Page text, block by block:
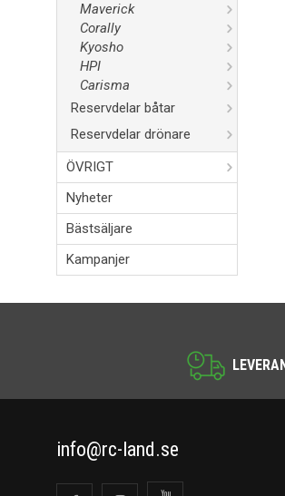
Maverick
Corally
Kyosho
HPI
Carisma
Reservdelar båtar
Reservdelar drönare
ÖVRIGT
Nyheter
Bästsäljare
Kampanjer
info@rc-land.se